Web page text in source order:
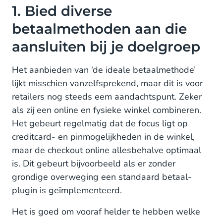
1. Bied diverse
betaalmethoden aan die
aansluiten bij je doelgroep
Het aanbieden van ‘de ideale betaalmethode’
lijkt misschien vanzelfsprekend, maar dit is voor
retailers nog steeds eem aandachtspunt. Zeker
als zij een online en fysieke winkel combineren.
Het gebeurt regelmatig dat de focus ligt op
creditcard- en pinmogelijkheden in de winkel,
maar de checkout online allesbehalve optimaal
is. Dit gebeurt bijvoorbeeld als er zonder
grondige overweging een standaard betaal-
plugin is geïmplementeerd.
Het is goed om vooraf helder te hebben welke